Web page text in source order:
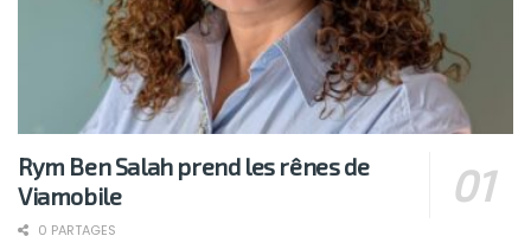
Rym Ben Salah prend les rênes de
Viamobile
0 PARTAGES